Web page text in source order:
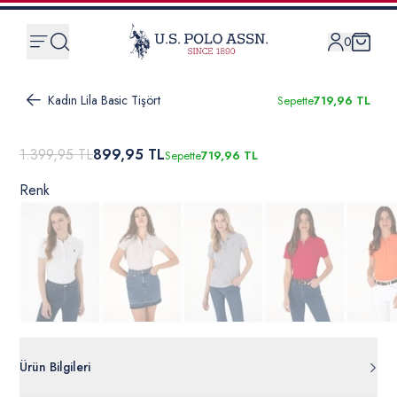
0
Kadın Lila Basic Tişört Sepette719,96 TL
1.399,95 TL899,95 TLSepette719,96 TL
Renk
Ürün Bilgileri